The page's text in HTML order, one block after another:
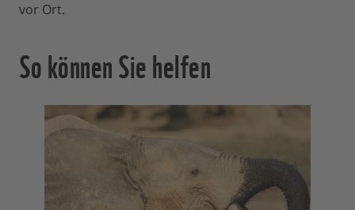
vor Ort.
So können Sie helfen